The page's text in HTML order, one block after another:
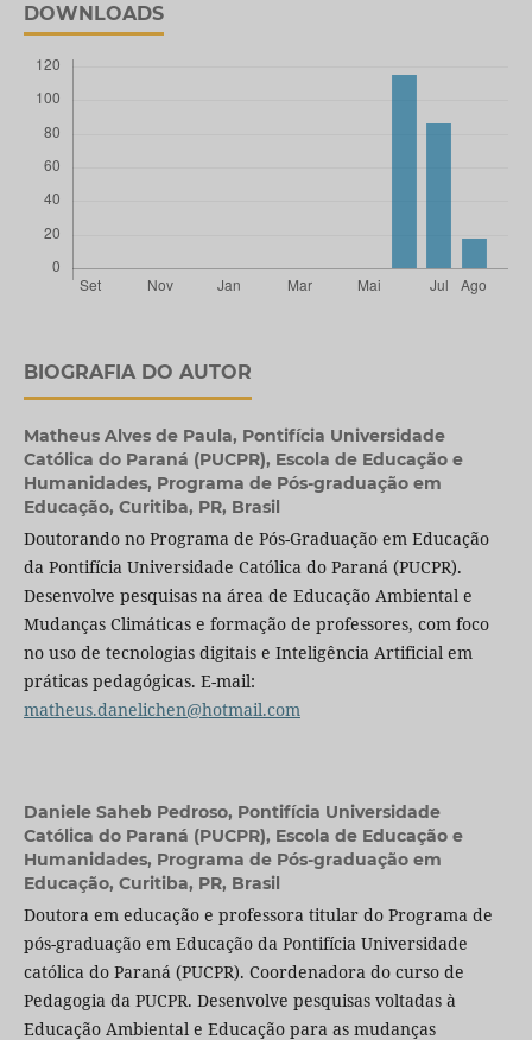
DOWNLOADS
BIOGRAFIA DO AUTOR
Matheus Alves de Paula, Pontifícia Universidade
Católica do Paraná (PUCPR), Escola de Educação e
Humanidades, Programa de Pós-graduação em
Educação, Curitiba, PR, Brasil
Doutorando no Programa de Pós-Graduação em Educação
da Pontifícia Universidade Católica do Paraná (PUCPR).
Desenvolve pesquisas na área de Educação Ambiental e
Mudanças Climáticas e formação de professores, com foco
no uso de tecnologias digitais e Inteligência Artificial em
práticas pedagógicas. E-mail:
matheus.danelichen@hotmail.com
Daniele Saheb Pedroso, Pontifícia Universidade
Católica do Paraná (PUCPR), Escola de Educação e
Humanidades, Programa de Pós-graduação em
Educação, Curitiba, PR, Brasil
Doutora em educação e professora titular do Programa de
pós-graduação em Educação da Pontifícia Universidade
católica do Paraná (PUCPR). Coordenadora do curso de
Pedagogia da PUCPR. Desenvolve pesquisas voltadas à
Educação Ambiental e Educação para as mudanças